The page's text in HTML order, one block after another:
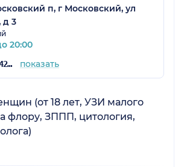
сравнивала) ниже среднего по
услугу, но выше
Санкт-Петербурге. УЗИ вне
8 неделе обошлось мне в
Петербурге делаю за 1700-2500
п, г Московский, ул
д 3
20:00
+7 (495) 019-42-44 показать
(от 18 лет, УЗИ малого
флору, ЗППП, цитология,